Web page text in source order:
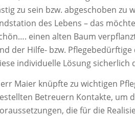
zu sein bzw. abgeschoben zu
des Lebens – das
einen alten Baum
der Hilfe- bzw.
individuelle Lösung sicherlich
Maier knüpfte zu wichtigen
Betreuern Kontakte, um
die für die